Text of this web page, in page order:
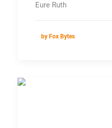
Eure Ruth
by Fox Bytes